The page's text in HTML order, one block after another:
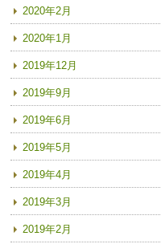
2020年2月
2020年1月
2019年12月
2019年9月
2019年6月
2019年5月
2019年4月
2019年3月
2019年2月